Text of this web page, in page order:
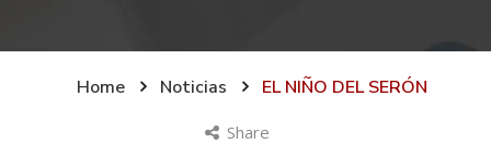
Home Noticias EL NIÑO DEL SERÓN
Share